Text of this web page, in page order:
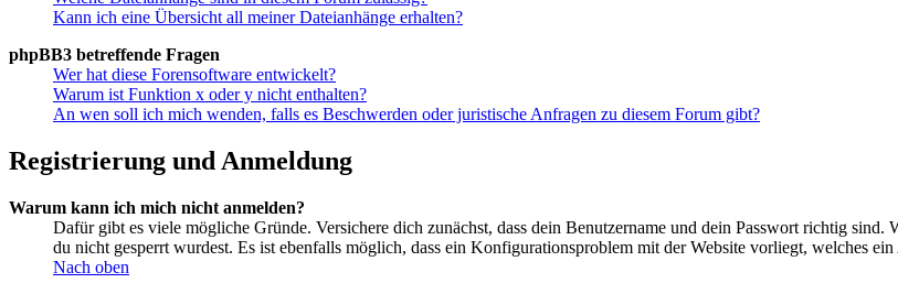
Kann ich eine Übersicht all meiner Dateianhänge erhalten?
phpBB3 betreffende Fragen
Wer hat diese Forensoftware entwickelt?
Warum ist Funktion x oder y nicht enthalten?
An wen soll ich mich wenden, falls es Beschwerden oder juristische Anfragen zu diesem Forum gibt?
Registrierung und Anmeldung
Warum kann ich mich nicht anmelden?
Dafür gibt es viele mögliche Gründe. Versichere dich zunächst, dass dein Benutzername und dein Passwort richtig
du nicht gesperrt wurdest. Es ist ebenfalls möglich, dass ein Konfigurationsproblem mit der Website vorliegt, welches
Nach oben